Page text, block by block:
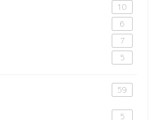
10
6
7
5
59
5